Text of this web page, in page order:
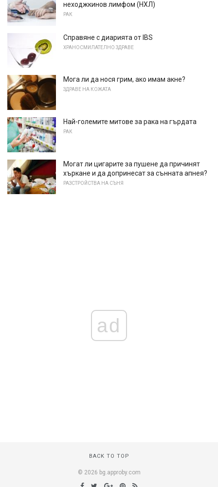
неходжкинов лимфом (НХЛ)
РАК
Справяне с диарията от IBS
ХРАНОСМИЛАТЕЛНО ЗДРАВЕ
Мога ли да нося грим, ако имам акне?
ЗДРАВЕ НА КОЖАТА
Най-големите митове за рака на гърдата
РАК
Могат ли цигарите за пушене да причинят
хъркане и да допринесат за сънната апнея?
РАЗСТРОЙСТВА НА СЪНЯ
ad
BACK TO TOP
© 2026 bg.approby.com